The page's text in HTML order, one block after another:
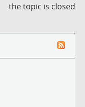
the topic is closed